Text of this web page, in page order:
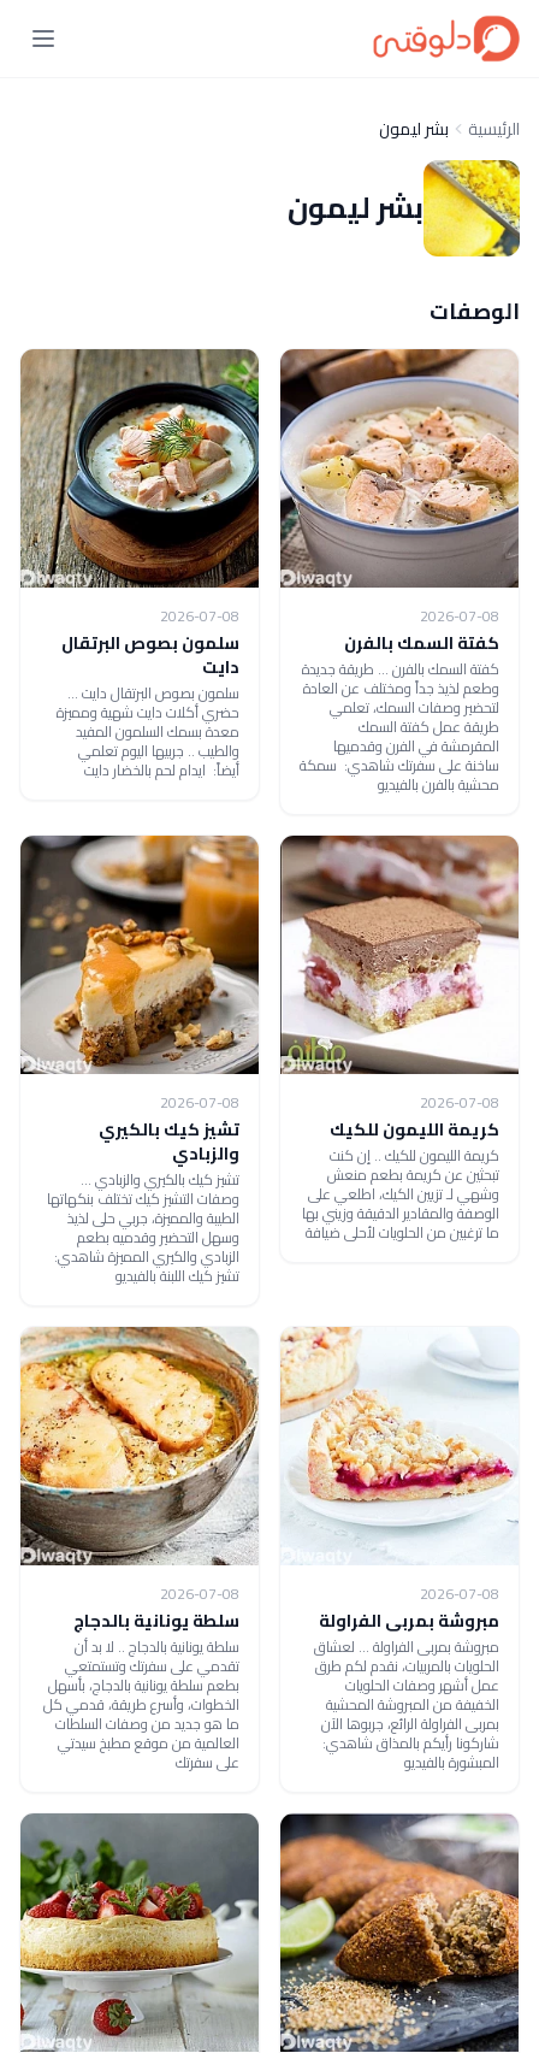
الرئيسية بشر ليمون
بشر ليمون
الوصفات
2026-07-08
كفتة السمك بالفرن
كفتة السمك بالفرن ... طريقة جديدة
وطعم لذيذ جداً ومختلف عن العادة
لتحضير وصفات السمك، تعلمي
طريقة عمل كفتة السمك
المقرمشة في الفرن وقدميها
ساخنة على سفرتك شاهدي: سمكة
محشية بالفرن بالفيديو
2026-07-08
سلمون بصوص البرتقال
دايت
سلمون بصوص البرتقال دايت ...
حضري أكلات دايت شهية ومميزة
معدة بسمك السلمون المفيد
والطيب .. جربيها اليوم تعلمي
أيضاً: ايدام لحم بالخضار دايت
2026-07-08
كريمة الليمون للكيك
كريمة الليمون للكيك .. إن كنت
تبحثين عن كريمة بطعم منعش
وشهي لـ تزيين الكيك، اطلعي على
الوصفة والمقادير الدقيقة وزيني بها
ما ترغبين من الحلويات لأحلى ضيافة
2026-07-08
تشيز كيك بالكيري
والزبادي
تشيز كيك بالكيري والزبادي ...
وصفات التشيز كيك تختلف بنكهاتها
الطيبة والمميزة، جربي حلى لذيذ
وسهل التحضير وقدميه بطعم
الزبادي والكيري المميزة شاهدي:
تشيز كيك اللبنة بالفيديو
2026-07-08
مبروشة بمربى الفراولة
مبروشة بمربى الفراولة ... لعشاق
الحلويات بالمربيات، نقدم لكم طرق
عمل أشهر وصفات الحلويات
الخفيفة من المبروشة المحشية
بمربى الفراولة الرائع، جربوها الآن
شاركونا رأيكم بالمذاق شاهدي:
المبشورة بالفيديو
2026-07-08
سلطة يونانية بالدجاج
سلطة يونانية بالدجاج .. لا بد أن
تقدمي على سفرتك وتستمتعي
بطعم سلطة يونانية بالدجاج، بأسهل
الخطوات، وأسرع طريقة، قدمي كل
ما هو جديد من وصفات السلطات
العالمية من موقع مطبخ سيدتي
على سفرتك